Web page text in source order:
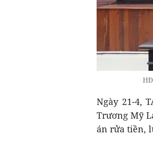
Ngày 21-4,
Trương Mỹ
án rửa tiền,